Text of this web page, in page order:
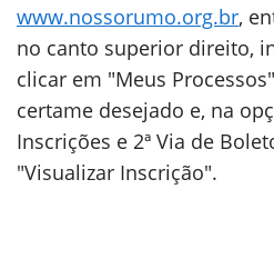
www.nossorumo.org.br,
no canto superior direito,
clicar em "Meus
certame desejado e, na
Inscrições e 2ª Via de
"Visualizar Inscrição".